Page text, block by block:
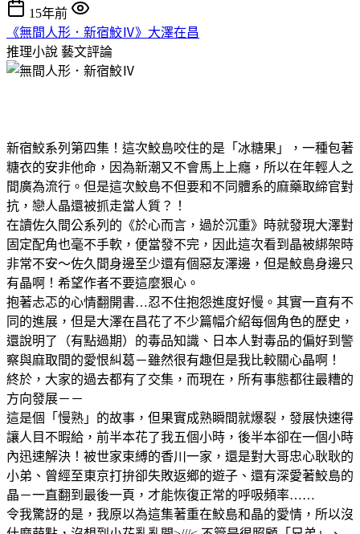
15年前
《無間人形．新宿鮫Ⅳ》大澤在昌
推理小說 藝文評論
新宿鮫系列第四集！這次鮫島咬住的是「冰糖果」，一種包著
糖衣的安非他命，因為新潮又不會馬上上癮，所以在年輕人之
間廣為流行。但是這次鮫島不但要和不同體系的麻藥取締官對
抗，戀人晶還被抓走當人質？！
在讀佐久間公系列的《於心而言，過於沉重》時就發現大澤對
固定配角也毫不手軟，便當發不完，因此這次看到晶被綁架時
非常不安～佐久間身邊至少還有個惡友澤邊，但是鮫島身邊只
有晶啊！希望作者不要這麼狠心。
抱著忐忑的心情翻開書…忍不住抱怨進度好慢。其實一直有不
同的進展，但是大澤在昌花了不少篇幅介紹每個角色的歷史，
還說明了（有點過期）的毒品知識、日本人對毒品的偏好到警
察與麻取間的愛恨糾葛－雖然很有趣但是我比較關心晶啊！
終於，大家的過去都有了交集，而現在，所有事態都往最糟的
方向發展－－
這是個「慢熟」的故事，但果實成熟瞬間就爆裂，發展快速得
讓人目不暇給，前半本花了我五個小時，後半本卻在一個小時
內迅速解決！被世家束縛的香川一家，還是對大哥忠心耿耿的
小弟、曾經至東京打拚卻失敗返鄉的遊子、還有深愛著鮫島的
晶－一直翻到最後一頁，才能恢復正常的呼吸頻率……
令我驚訝的是，我原以為這集著重在鮫島和晶的愛情，所以沒